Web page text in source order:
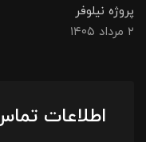
پروژه نیلوفر
۲ مرداد ۱۴۰۵
اطلاعات